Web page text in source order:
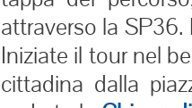
attraverso la SP36.
Iniziate il tour nel
cittadina dalla